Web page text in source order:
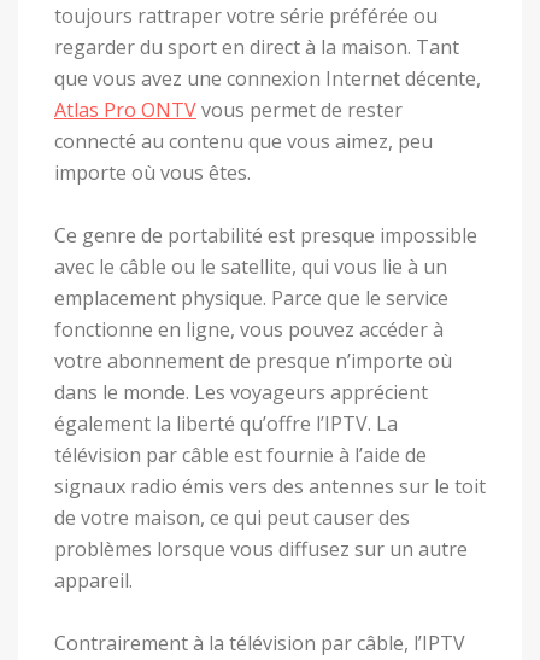
toujours rattraper votre série préférée ou
regarder du sport en direct à la maison. Tant
que vous avez une connexion Internet décente,
Atlas Pro ONTVvous permet de rester
connecté au contenu que vous aimez, peu
importe où vous êtes.
Ce genre de portabilité est presque impossible
avec le câble ou le satellite, qui vous lie à un
emplacement physique. Parce que le service
fonctionne en ligne, vous pouvez accéder à
votre abonnement de presque n’importe où
dans le monde. Les voyageurs apprécient
également la liberté qu’offre l’IPTV. La
télévision par câble est fournie à l’aide de
signaux radio émis vers des antennes sur le toit
de votre maison, ce qui peut causer des
problèmes lorsque vous diffusez sur un autre
appareil.
Contrairement à la télévision par câble, l’IPTV